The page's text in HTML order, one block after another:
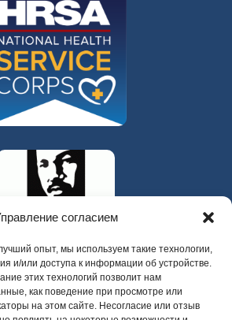
согласием
опыт, мы используем такие технологии,
и/или доступа к информации об устройстве.
этих технологий позволит нам
как поведение при просмотре или
на этом сайте. Несогласие или отзыв